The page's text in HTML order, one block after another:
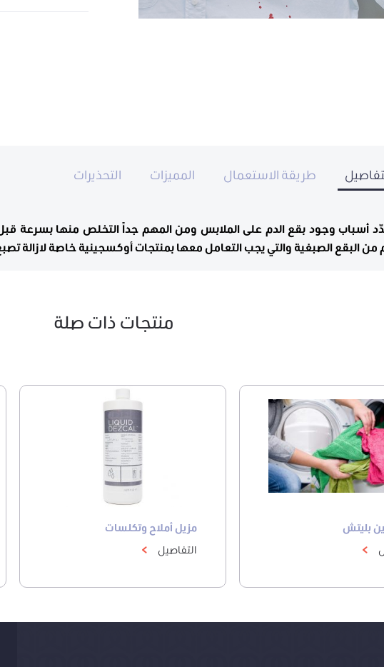
طريقة الاستعمال المميزات التحذيرات
أسباب وجود بقع الدم على الملابس ومن المهم جداً التخلص منها بسرعة
من البقع الصبغية والتي يجب التعامل معها بمنتجات أوكسجينية خاصة لازالة
منتجات ذات صلة
بليتش
مزيل أملاح وتكلسات
التفاصيل